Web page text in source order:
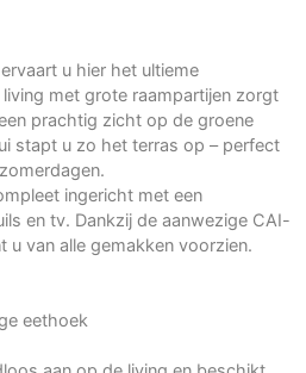
u hier het ultieme
met grote raampartijen zorgt
prachtig zicht op de groene
stapt u zo het terras op – perfect
ingericht met een
en tv. Dankzij de aanwezige CAI-
u van alle gemakken voorzien.
eethoek